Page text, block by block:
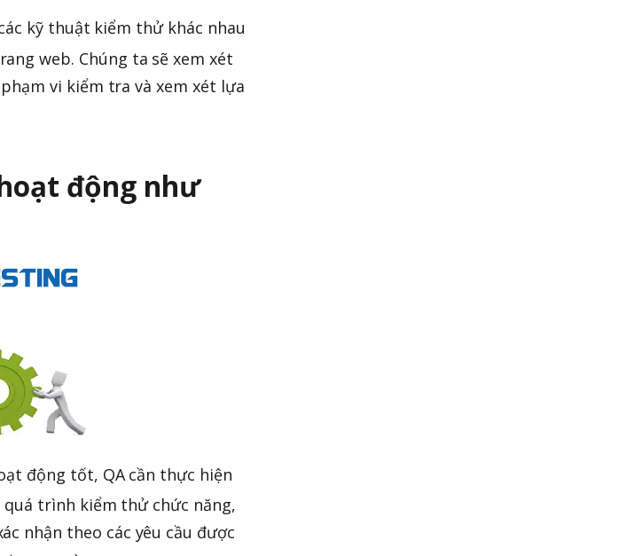
kỹ thuật kiểm thử khác nhau
web. Chúng ta sẽ xem xét
vi kiểm tra và xem xét lựa
động như
động tốt, QA cần thực hiện
trình kiểm thử chức năng,
nhận theo các yêu cầu được